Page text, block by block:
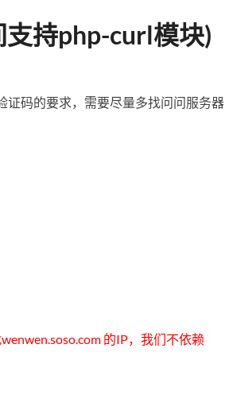
持php-curl模块)
证码的要求，需要尽量多找问问服务器
的IP，我们不依赖